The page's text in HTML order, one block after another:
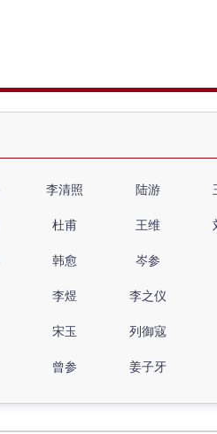
李清照 陆游
杜甫 王维
韩愈 岑参
李煜 李之仪
宋玉 列御寇
曾参 姜子牙